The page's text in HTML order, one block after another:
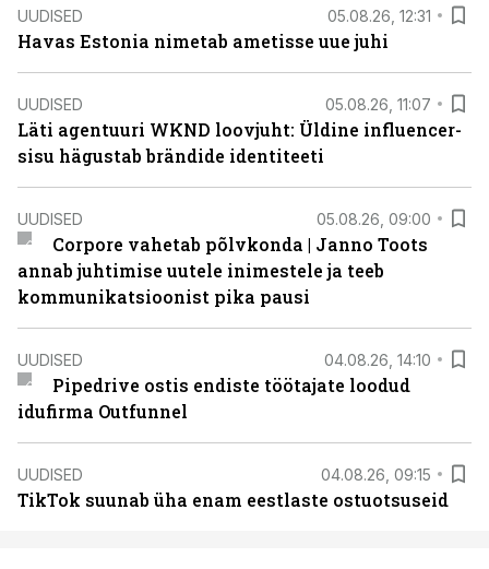
UUDISED 05.08.26, 12:31
Havas Estonia nimetab ametisse uue juhi
UUDISED 05.08.26, 11:07
Läti agentuuri WKND loovjuht: Üldine influencer-
sisu hägustab brändide identiteeti
UUDISED 05.08.26, 09:00
Corpore vahetab põlvkonda | Janno Toots
annab juhtimise uutele inimestele ja teeb
kommunikatsioonist pika pausi
UUDISED 04.08.26, 14:10
Pipedrive ostis endiste töötajate loodud
idufirma Outfunnel
UUDISED 04.08.26, 09:15
TikTok suunab üha enam eestlaste ostuotsuseid